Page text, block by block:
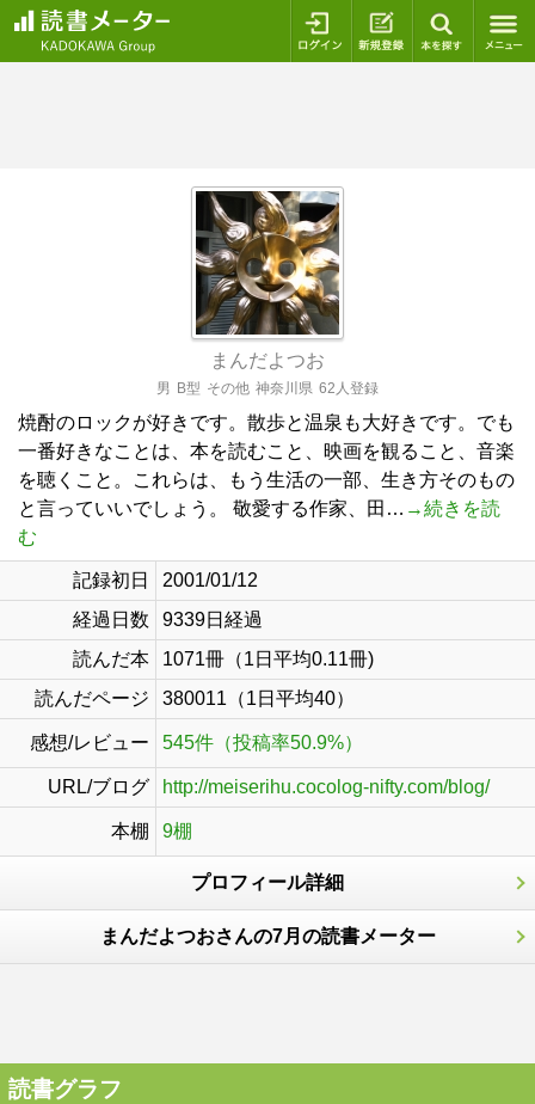
ログイン 新規登録
まんだよつお
男 B型 その他 神奈川県 62人登録
焼酎のロックが好きです。散歩と温泉も大好きです。でも
一番好きなことは、本を読むこと、映画を観ること、音楽
を聴くこと。これらは、もう生活の一部、生き方そのもの
と言っていいでしょう。 敬愛する作家、田… →続きを読
む
記録初日
2001/01/12
経過日数
9339日経過
読んだ本
1071冊（1日平均0.11冊)
読んだページ
380011（1日平均40）
感想/レビュー 545件（投稿率50.9%）
URL/ブログ http://meiserihu.cocolog-nifty.com/blog/
本棚 9棚
プロフィール詳細
まんだよつおさんの7月の読書メーター
読書グラフ